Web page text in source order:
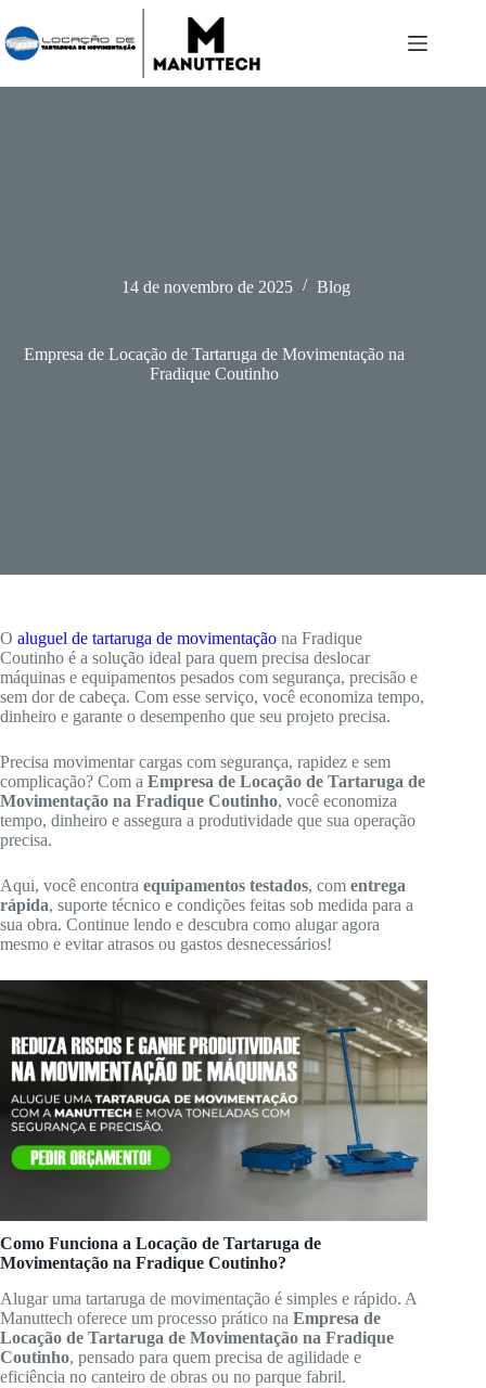
para
o
conteúdo
14 de novembro de 2025 Blog
Empresa de Locação de Tartaruga de Movimentação na
Fradique Coutinho
O aluguel de tartaruga de movimentação na Fradique
Coutinho é a solução ideal para quem precisa deslocar
máquinas e equipamentos pesados com segurança, precisão e
sem dor de cabeça. Com esse serviço, você economiza tempo,
dinheiro e garante o desempenho que seu projeto precisa.
Precisa movimentar cargas com segurança, rapidez e sem
complicação? Com a Empresa de Locação de Tartaruga de
Movimentação na Fradique Coutinho, você economiza
tempo, dinheiro e assegura a produtividade que sua operação
precisa.
Aqui, você encontra equipamentos testados, com entrega
rápida, suporte técnico e condições feitas sob medida para a
sua obra. Continue lendo e descubra como alugar agora
mesmo e evitar atrasos ou gastos desnecessários!
Como Funciona a Locação de Tartaruga de
Movimentação na Fradique Coutinho?
Alugar uma tartaruga de movimentação é simples e rápido. A
Manuttech oferece um processo prático na Empresa de
Locação de Tartaruga de Movimentação na Fradique
Coutinho, pensado para quem precisa de agilidade e
eficiência no canteiro de obras ou no parque fabril.